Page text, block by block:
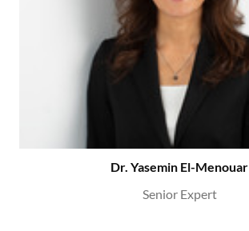
Dr. Yasemin El-Menouar
Senior Expert